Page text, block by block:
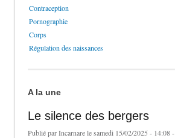
Contraception
Pornographie
Corps
Régulation des naissances
A la une
Le silence des bergers
Publié parIncarnarele samedi 15/02/2025 - 14:08 -